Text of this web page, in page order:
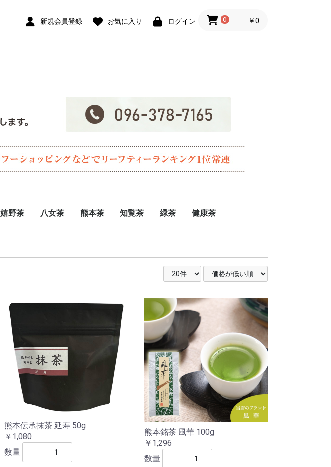
新規会員登録 お気に入り ログイン 0 ￥0
嬉野茶 八女茶 熊本茶 知覧茶 緑茶 健康茶
熊本伝承抹茶 延寿 50g
￥1,080
数量
熊本銘茶 風華 100g
￥1,296
数量